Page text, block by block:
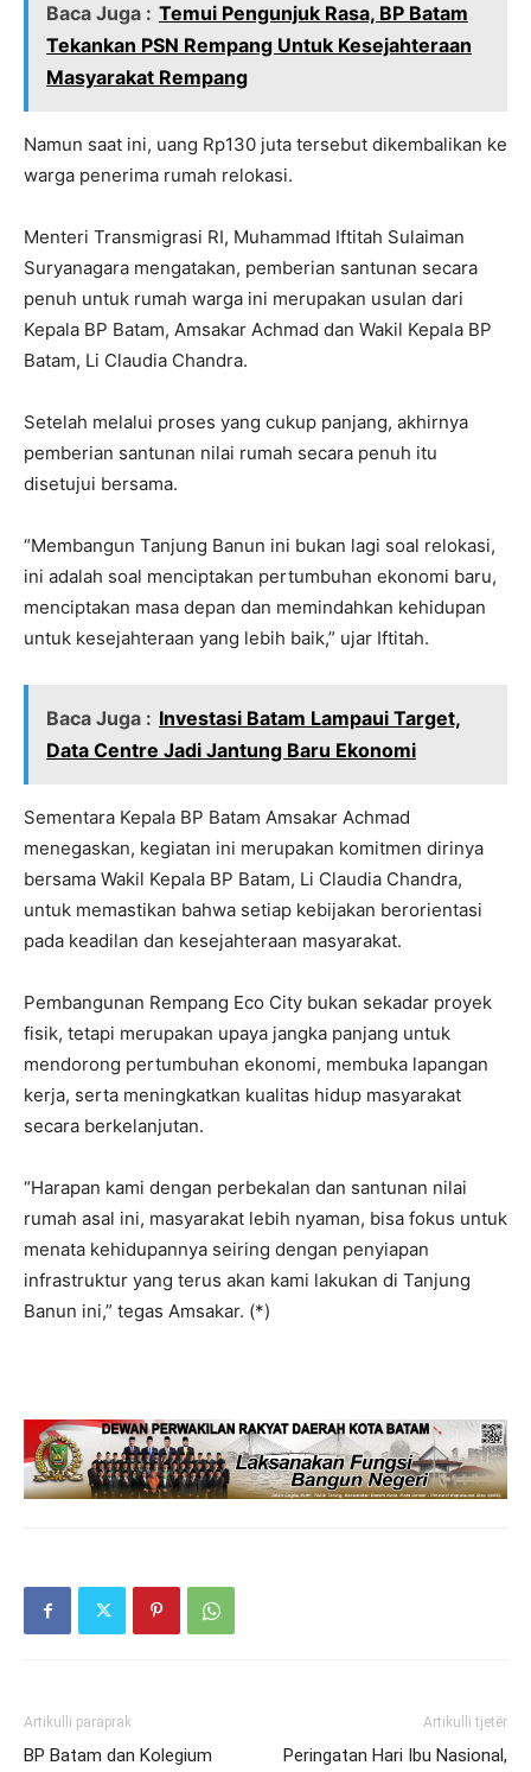
Baca Juga : Temui Pengunjuk Rasa, BP Batam
Tekankan PSN Rempang Untuk Kesejahteraan
Masyarakat Rempang
Namun saat ini, uang Rp130 juta tersebut dikembalikan ke
warga penerima rumah relokasi.
Menteri Transmigrasi RI, Muhammad Iftitah Sulaiman
Suryanagara mengatakan, pemberian santunan secara
penuh untuk rumah warga ini merupakan usulan dari
Kepala BP Batam, Amsakar Achmad dan Wakil Kepala BP
Batam, Li Claudia Chandra.
Setelah melalui proses yang cukup panjang, akhirnya
pemberian santunan nilai rumah secara penuh itu
disetujui bersama.
“Membangun Tanjung Banun ini bukan lagi soal relokasi,
ini adalah soal menciptakan pertumbuhan ekonomi baru,
menciptakan masa depan dan memindahkan kehidupan
untuk kesejahteraan yang lebih baik,” ujar Iftitah.
Baca Juga : Investasi Batam Lampaui Target,
Data Centre Jadi Jantung Baru Ekonomi
Sementara Kepala BP Batam Amsakar Achmad
menegaskan, kegiatan ini merupakan komitmen dirinya
bersama Wakil Kepala BP Batam, Li Claudia Chandra,
untuk memastikan bahwa setiap kebijakan berorientasi
pada keadilan dan kesejahteraan masyarakat.
Pembangunan Rempang Eco City bukan sekadar proyek
fisik, tetapi merupakan upaya jangka panjang untuk
mendorong pertumbuhan ekonomi, membuka lapangan
kerja, serta meningkatkan kualitas hidup masyarakat
secara berkelanjutan.
“Harapan kami dengan perbekalan dan santunan nilai
rumah asal ini, masyarakat lebih nyaman, bisa fokus untuk
menata kehidupannya seiring dengan penyiapan
infrastruktur yang terus akan kami lakukan di Tanjung
Banun ini,” tegas Amsakar. (*)
Artikulli paraprak
BP Batam dan Kolegium
Artikulli tjetër
Peringatan Hari Ibu Nasional,